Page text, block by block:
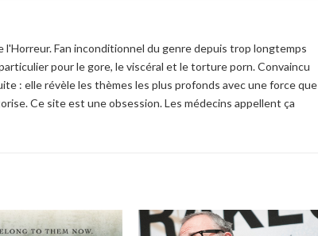
Fan inconditionnel du genre depuis trop longtemps
pour le gore, le viscéral et le torture porn. Convaincu
: elle révèle les thèmes les plus profonds avec une force que
Ce site est une obsession. Les médecins appellent ça